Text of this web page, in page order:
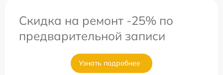
Скидка на ремонт -25% по
предварительной записи
Узнать подробнее